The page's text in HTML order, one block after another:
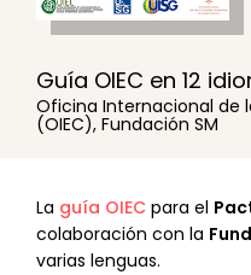
Guía OIEC en 12
Oficina Internacional de
(OIEC), Fundación SM
La guía OIEC para el
colaboración con la
varias lenguas.